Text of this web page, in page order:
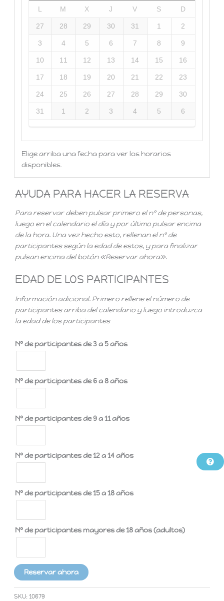
M X J V S D
27 28 29 30 31 1 2
3 4 5 6 7 8 9
10 11 12 13 14 15 16
17 18 19 20 21 22 23
24 25 26 27 28 29 30
31 1 2 3 4 5 6
Elige arriba una fecha para ver los horarios
disponibles.
AYUDA PARA HACER LA RESERVA
Para reservar deben pulsar primero el nº de personas,
luego en el calendario el día y por último pulsar encima
de la hora. Una vez hecho esto, rellenan el nº de
participantes según la edad de estos, y para finalizar
pulsan encima del botón «Reservar ahora».
EDAD DE LOS PARTICIPANTES
Información adicional. Primero rellene el número de
participantes arriba del calendario y luego introduzca
la edad de los participantes
Nº de participantes de 3 a 5 años
Nº de participantes de 6 a 8 años
Nº de participantes de 9 a 11 años
Nº de participantes de 12 a 14 años
Nº de participantes de 15 a 18 años
Nº de participantes mayores de 18 años (adultos)
Reservar ahora
SKU: 10679